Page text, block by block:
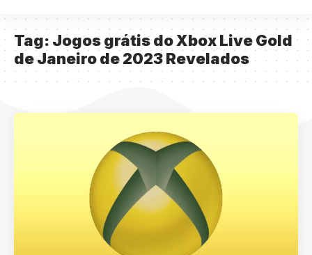
Tag: Jogos grátis do Xbox Live Gold
de Janeiro de 2023 Revelados